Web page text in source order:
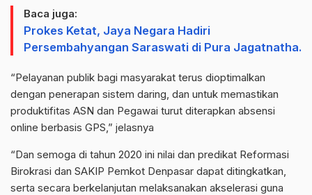
Baca juga:
Prokes Ketat, Jaya Negara Hadiri
Persembahyangan Saraswati di Pura Jagatnatha.
“Pelayanan publik bagi masyarakat terus dioptimalkan
dengan penerapan sistem daring, dan untuk memastikan
produktifitas ASN dan Pegawai turut diterapkan absensi
online berbasis GPS,” jelasnya
“Dan semoga di tahun 2020 ini nilai dan predikat Reformasi
Birokrasi dan SAKIP Pemkot Denpasar dapat ditingkatkan,
serta secara berkelanjutan melaksanakan akselerasi guna